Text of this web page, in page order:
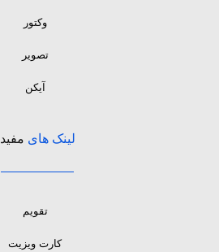
وکتور
تصویر
آیکن
لینک های مفید
تقویم
کارت ویزیت